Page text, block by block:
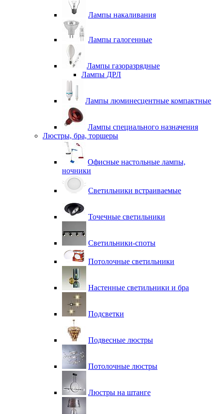
Лампы накаливания
Лампы галогенные
Лампы газоразрядные
Лампы ДРЛ
Лампы люминесцентные компактные
Лампы специального назначения
Люстры, бра, торшеры
Офисные настольные лампы,
ночники
Светильники встраиваемые
Точечные светильники
Светильники-споты
Потолочные светильники
Настенные светильники и бра
Подсветки
Подвесные люстры
Потолочные люстры
Люстры на штанге